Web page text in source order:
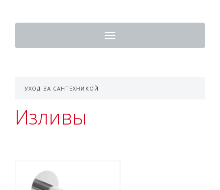
Toggle
navigation
УХОД ЗА САНТЕХНИКОЙ
Изливы